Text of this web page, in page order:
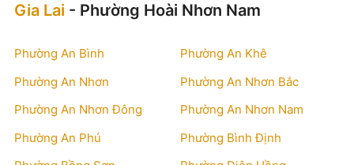
Gia Lai - Phường Hoài Nhơn Nam
Phường An Bình
Phường An Khê
Phường An Nhơn
Phường An Nhơn Bắc
Phường An Nhơn Đông
Phường An Nhơn Nam
Phường An Phú
Phường Bình Định